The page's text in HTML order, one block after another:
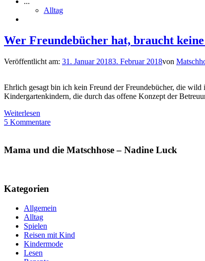
Alltag
Wer Freundebücher hat, braucht
Veröffentlicht am: 31. Januar 20183. Februar 2018von
Ehrlich gesagt bin ich kein Freund der Freundebücher, die
Kindergartenkindern, die durch das offene Konzept der
Weiterlesen
5 Kommentare
Mama und die Matschhose – Nadine Luck
Kategorien
Allgemein
Alltag
Spielen
Reisen mit Kind
Kindermode
Lesen